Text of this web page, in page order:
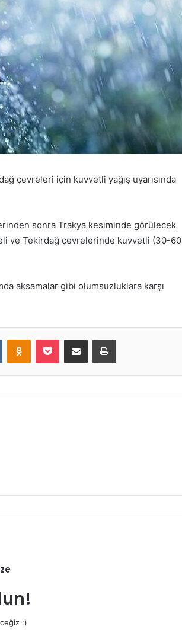
çevreleri için kuvvetli yağış uyarısında
sonra Trakya kesiminde görülecek
ve Tekirdağ çevrelerinde kuvvetli (30-60
aksamalar gibi olumsuzluklara karşı
VKontakteOdnoklassniki
Pocket E-Posta ile paylaş Yazdır
:)